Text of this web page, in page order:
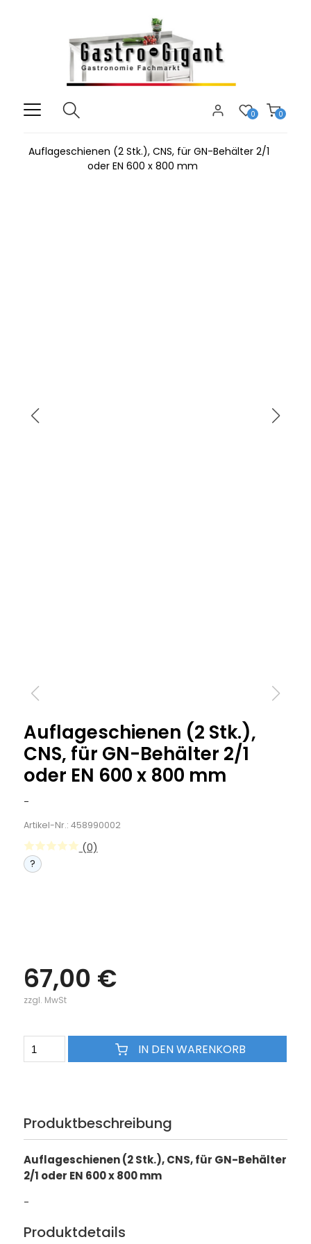
0
0
Auflageschienen (2 Stk.), CNS, für GN-Behälter 2/1
oder EN 600 x 800 mm
Auflageschienen (2 Stk.),
CNS, für GN-Behälter 2/1
oder EN 600 x 800 mm
-
Artikel-Nr.: 458990002
(0)
?
67,00 €
zzgl. MwSt
IN DEN WARENKORB
Produktbeschreibung
Auflageschienen (2 Stk.), CNS, für GN-Behälter
2/1 oder EN 600 x 800 mm
-
Produktdetails